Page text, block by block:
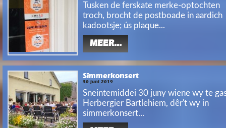
Tusken de ferskate merke-optochten
troch, brocht de postboade in aardich
kadootsje; ús plaque...
MEER...
Simmerkonsert
30 juni 2019
Sneintemiddei 30 juny wiene wy te
Herbergier Bartlehiem, dêr't wy in
simmerkonsert...